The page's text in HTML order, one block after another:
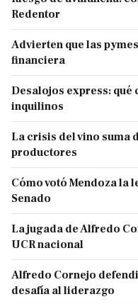
Redentor
Advierten que las
financiera
Desalojos express:
inquilinos
La crisis del vino suma
productores
Cómo votó Mendoza la
Senado
La jugada de Alfredo
UCR nacional
Alfredo Cornejo
desafía al liderazgo